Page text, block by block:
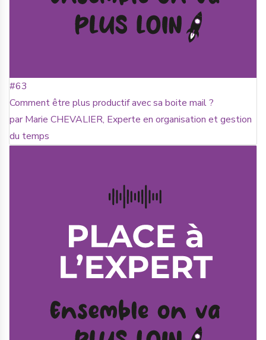
#63
Comment être plus productif avec sa boite mail ?
par Marie CHEVALIER, Experte en organisation et gestion
du temps